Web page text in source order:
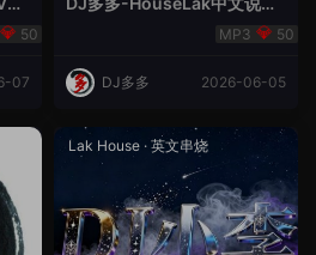
50
07
50
DJ多多 2026-06-05
Lak House · 英文串烧